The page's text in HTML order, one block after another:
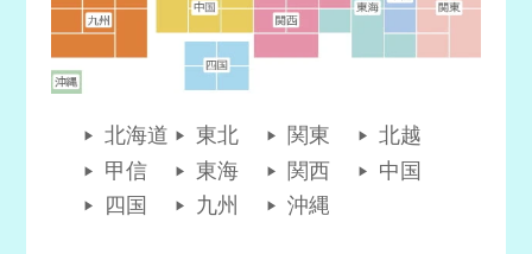
北海道 東北 関東
北越
甲信
東海 関西
中国
四国
九州 沖縄